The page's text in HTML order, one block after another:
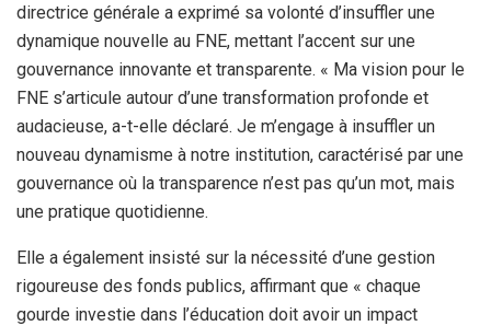
directrice générale a exprimé sa volonté d’insuffler une
dynamique nouvelle au FNE, mettant l’accent sur une
gouvernance innovante et transparente. « Ma vision pour le
FNE s’articule autour d’une transformation profonde et
audacieuse, a-t-elle déclaré. Je m’engage à insuffler un
nouveau dynamisme à notre institution, caractérisé par une
gouvernance où la transparence n’est pas qu’un mot, mais
une pratique quotidienne.
Elle a également insisté sur la nécessité d’une gestion
rigoureuse des fonds publics, affirmant que « chaque
gourde investie dans l’éducation doit avoir un impact